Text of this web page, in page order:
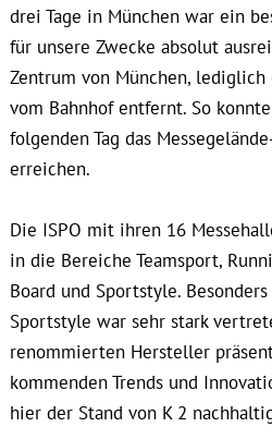
drei Tage in München war ein
für unsere Zwecke absolut
Zentrum von München,
vom Bahnhof entfernt. So
folgenden Tag das
erreichen.
Die ISPO mit ihren 16
in die Bereiche Teamsport,
Board und Sportstyle.
Sportstyle war sehr stark
renommierten Hersteller
kommenden Trends und
hier der Stand von K 2